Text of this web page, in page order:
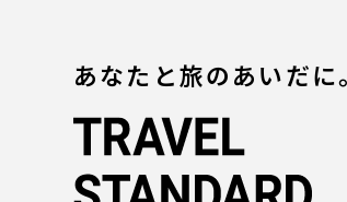
あなたと旅のあいだに